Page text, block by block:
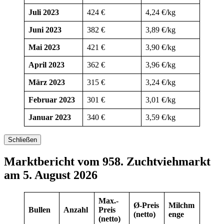
Juli 2023 424 € 4,24 €/kg
Juni 2023 382 € 3,89 €/kg
Mai 2023 421 € 3,90 €/kg
April 2023 362 € 3,96 €/kg
März 2023 315 € 3,24 €/kg
Februar 2023 301 € 3,01 €/kg
Januar 2023 340 € 3,59 €/kg
Schließen
Marktbericht vom 958. Zuchtviehmarkt
am 5. August 2026
Bullen Anzahl
Max.-
Preis
(netto)
Ø-Preis
(netto)
Milchm
enge